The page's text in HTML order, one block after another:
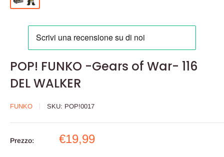
POP! FUNKO -Gears of War- 116
DEL WALKER
FUNKO SKU: POP!0017
Prezzo:
Prezzo
€19,99